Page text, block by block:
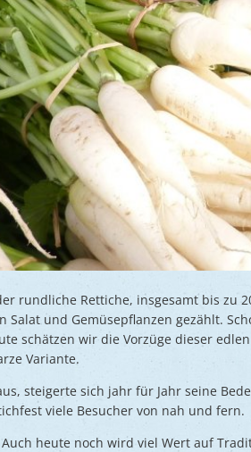
rundliche Rettiche, insgesamt bis
und Gemüsepflanzen gezählt.
schätzen wir die Vorzüge dieser
Variante.
steigerte sich jahr für Jahr seine
viele Besucher von nah und fern.
heute noch wird viel Wert auf